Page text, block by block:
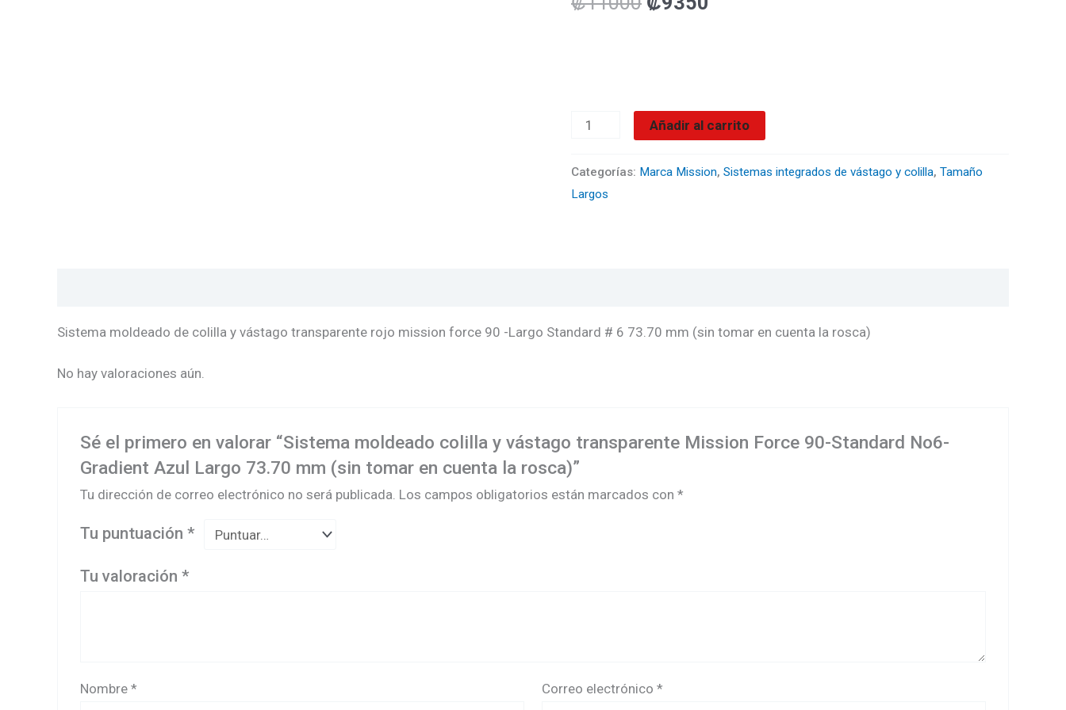
73.70
(sin
tomar
Añadir al carrito
Categorías: Marca Mission, Sistemas integrados de vástago y colilla, Tamaño
Largos
Sistema moldeado de colilla y vástago transparente rojo mission force 90 -Largo Standard # 6 73.70 mm (sin tomar en cuenta la rosca)
No hay valoraciones aún.
Sé el primero en valorar “Sistema moldeado colilla y vástago transparente Mission Force 90-Standard No6-
Gradient Azul Largo 73.70 mm (sin tomar en cuenta la rosca)”
Tu dirección de correo electrónico no será publicada. Los campos obligatorios están marcados con*
Tu puntuación*
Tu valoración*
Nombre* Correo electrónico*